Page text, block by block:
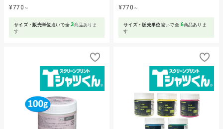
¥770 ～
サイズ・販売単位違いで全3商品ありま
す
¥770 ～
サイズ・販売単位違いで全 6商品ありま
す